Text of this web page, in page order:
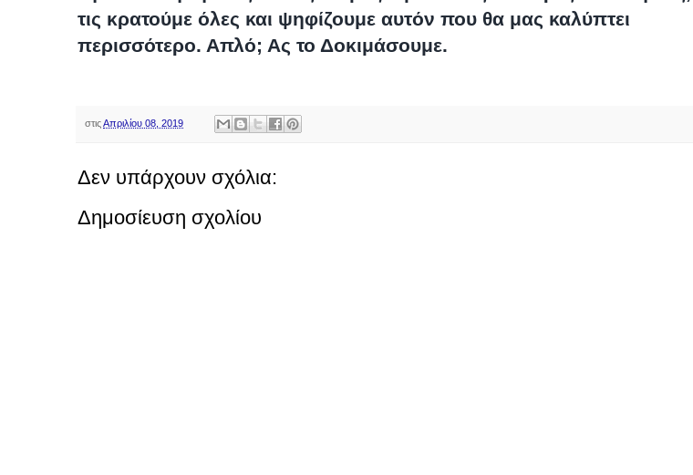
τις κρατούμε όλες και ψηφίζουμε αυτόν που θα μας καλύπτει
περισσότερο. Απλό; Ας το Δοκιμάσουμε.
στιςΑπριλίου 08, 2019
Δεν υπάρχουν σχόλια:
Δημοσίευση σχολίου